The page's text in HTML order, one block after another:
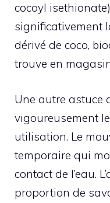
cocoyl
significativement
dérivé de coco,
trouve en
Une autre astuce
vigoureusement
utilisation. Le
temporaire qui
contact de l’eau.
proportion de